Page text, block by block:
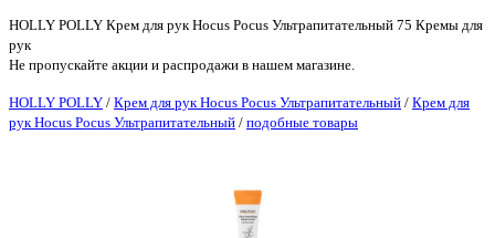
HOLLY POLLY Крем для рук Hocus Pocus Ультрапитательный 75 Кремы для
рук
Не пропускайте акции и распродажи в нашем магазине.
HOLLY POLLY / Крем для рук Hocus Pocus Ультрапитательный / Крем для
рук Hocus Pocus Ультрапитательный / подобные товары